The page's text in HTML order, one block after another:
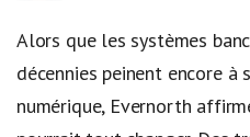
Alors que les systèmes
décennies peinent encore à
numérique, Evernorth